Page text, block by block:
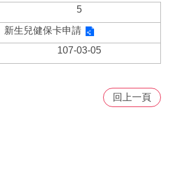
5
新生兒健保卡申請
107-03-05
回上一頁